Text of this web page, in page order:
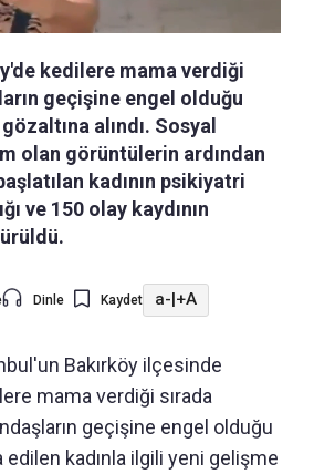
kedilere mama verdiği
geçişine engel olduğu
alındı. Sosyal
olan görüntülerin ardından
kadının psikiyatri
ve 150 olay kaydının
Dinle Kaydet a-|+A
Bakırköy ilçesinde
mama verdiği sırada
geçişine engel olduğu
edilen kadınla ilgili yeni gelişme